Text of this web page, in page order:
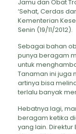
Jamu dan Obat
‘Sehat, Cerdas
Kementerian
Senin (19/11/2012).
Sebagai bahan
punya beragam
untuk
Tanaman ini juga
artinya bisa
terlalu banyak
Hebatnya lagi,
beragam ketika
yang lain.